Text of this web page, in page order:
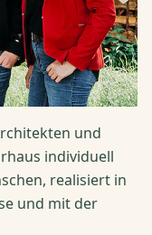
und
individuell
realisiert in
und mit der